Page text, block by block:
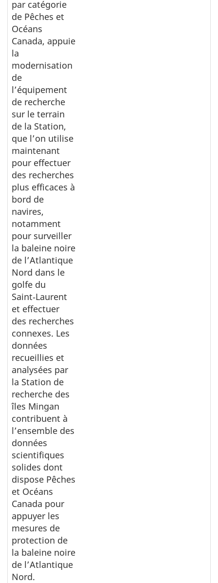
par catégorie
de Pêches et
Océans
Canada, appuie
la
modernisation
de
l’équipement
de recherche
sur le terrain
de la Station,
que l’on utilise
maintenant
pour effectuer
des recherches
plus efficaces à
bord de
navires,
notamment
pour surveiller
la baleine noire
de l’Atlantique
Nord dans le
golfe du
Saint‑Laurent
et effectuer
des recherches
connexes. Les
données
recueillies et
analysées par
la Station de
recherche des
îles Mingan
contribuent à
l’ensemble des
données
scientifiques
solides dont
dispose Pêches
et Océans
Canada pour
appuyer les
mesures de
protection de
la baleine noire
de l’Atlantique
Nord.